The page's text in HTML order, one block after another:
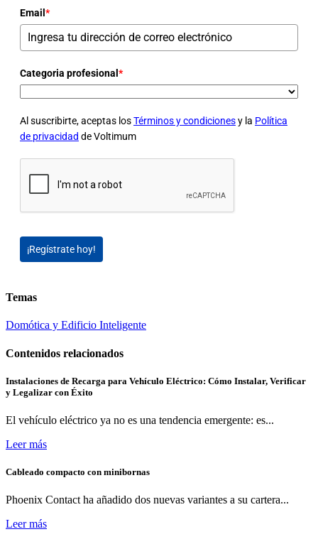
Email *
Categoria profesional *
Al suscribirte, aceptas losTérminos y condicionesy la Política
de privacidad de Voltimum
¡Regístrate hoy!
Temas
Domótica y Edificio Inteligente
Contenidos relacionados
Instalaciones de Recarga para Vehículo Eléctrico: Cómo Instalar, Verificar
y Legalizar con Éxito
El vehículo eléctrico ya no es una tendencia emergente: es...
Leer más
Cableado compacto con minibornas
Phoenix Contact ha añadido dos nuevas variantes a su cartera...
Leer más